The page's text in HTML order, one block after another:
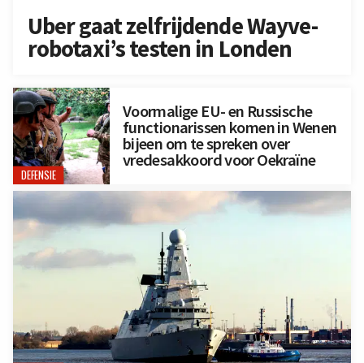
Uber gaat zelfrijdende Wayve-
robotaxi’s testen in Londen
DEFENSIE
Voormalige EU- en Russische
functionarissen komen in Wenen
bijeen om te spreken over
vredesakkoord voor Oekraïne